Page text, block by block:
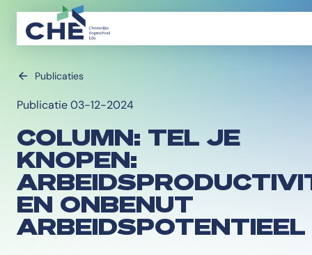
Publicaties
Publicatie 03-12-2024
COLUMN: TEL JE
KNOPEN:
EN ONBENUT
ARBEIDSPOTENTIEEL